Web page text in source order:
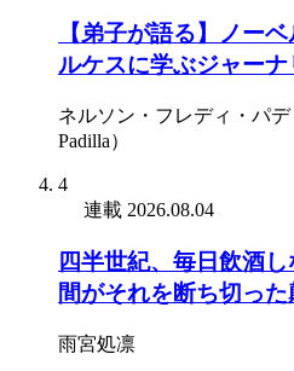
【弟子が語る】ノー
ルケスに学ぶジャーナ
ネルソン・フレディ・パデ
Padilla）
4
連載 2026.08.04
四半世紀、毎日飲酒
間がそれを断ち切っ
雨宮処凛